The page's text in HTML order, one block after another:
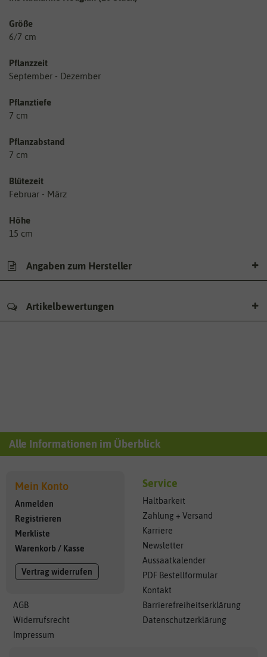
Größe
6/7 cm
Pflanzzeit
September - Dezember
Pflanztiefe
7 cm
Pflanzabstand
7 cm
Blütezeit
Februar - März
Höhe
15 cm
Angaben zum Hersteller
Artikelbewertungen
Alle Informationen im Überblick
Mein Konto
Anmelden
Registrieren
Merkliste
Warenkorb / Kasse
Vertrag widerrufen
AGB
Widerrufsrecht
Impressum
Service
Haltbarkeit
Zahlung + Versand
Karriere
Newsletter
Aussaatkalender
PDF Bestellformular
Kontakt
Barrierefreiheitserklärung
Datenschutzerklärung